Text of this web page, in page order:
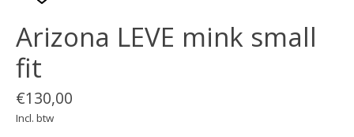
Arizona LEVE mink small
fit
€130,00
Incl. btw